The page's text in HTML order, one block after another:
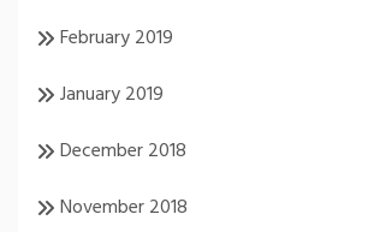
February 2019
January 2019
December 2018
November 2018